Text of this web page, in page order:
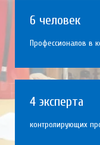
6 человек
Профессионалов в
4 эксперта
контролирующих